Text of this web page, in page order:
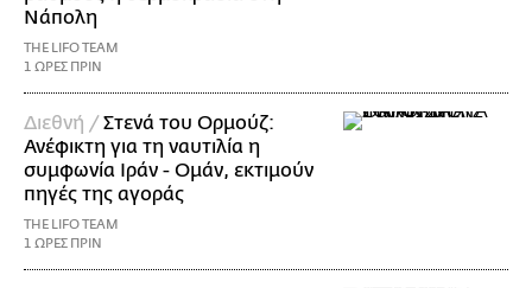
Νάπολη
THE LIFO TEAM
1 ΩΡΕΣ ΠΡΙΝ
Διεθνή / Στενά του Ορμούζ:
Ανέφικτη για τη ναυτιλία η
συμφωνία Ιράν - Ομάν, εκτιμούν
πηγές της αγοράς
THE LIFO TEAM
1 ΩΡΕΣ ΠΡΙΝ